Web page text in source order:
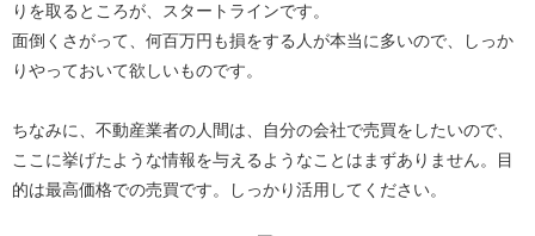
りを取るところが、スタートラインです。
面倒くさがって、何百万円も損をする人が本当に多いので、しっか
りやっておいて欲しいものです。
ちなみに、不動産業者の人間は、自分の会社で売買をしたいので、
ここに挙げたような情報を与えるようなことはまずありません。目
的は最高価格での売買です。しっかり活用してください。